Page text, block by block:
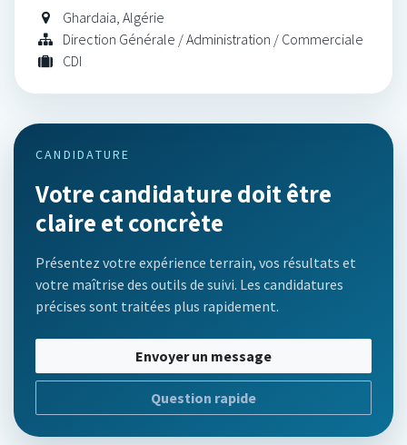
Ghardaia, Algérie
Direction Générale / Administration / Commerciale
CDI
CANDIDATURE
Votre candidature doit être
claire et concrète
Présentez votre expérience terrain, vos résultats et
votre maîtrise des outils de suivi. Les candidatures
précises sont traitées plus rapidement.
Envoyer un message
Question rapide